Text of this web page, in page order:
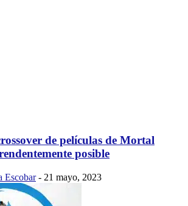
de películas de Mortal
posible
Escobar - 21 mayo, 2023